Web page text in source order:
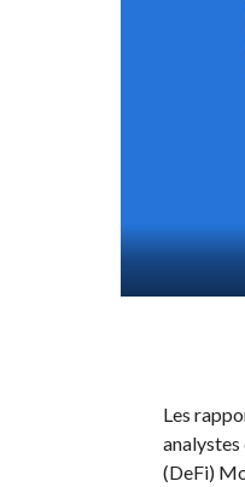
Les
(DeFi)